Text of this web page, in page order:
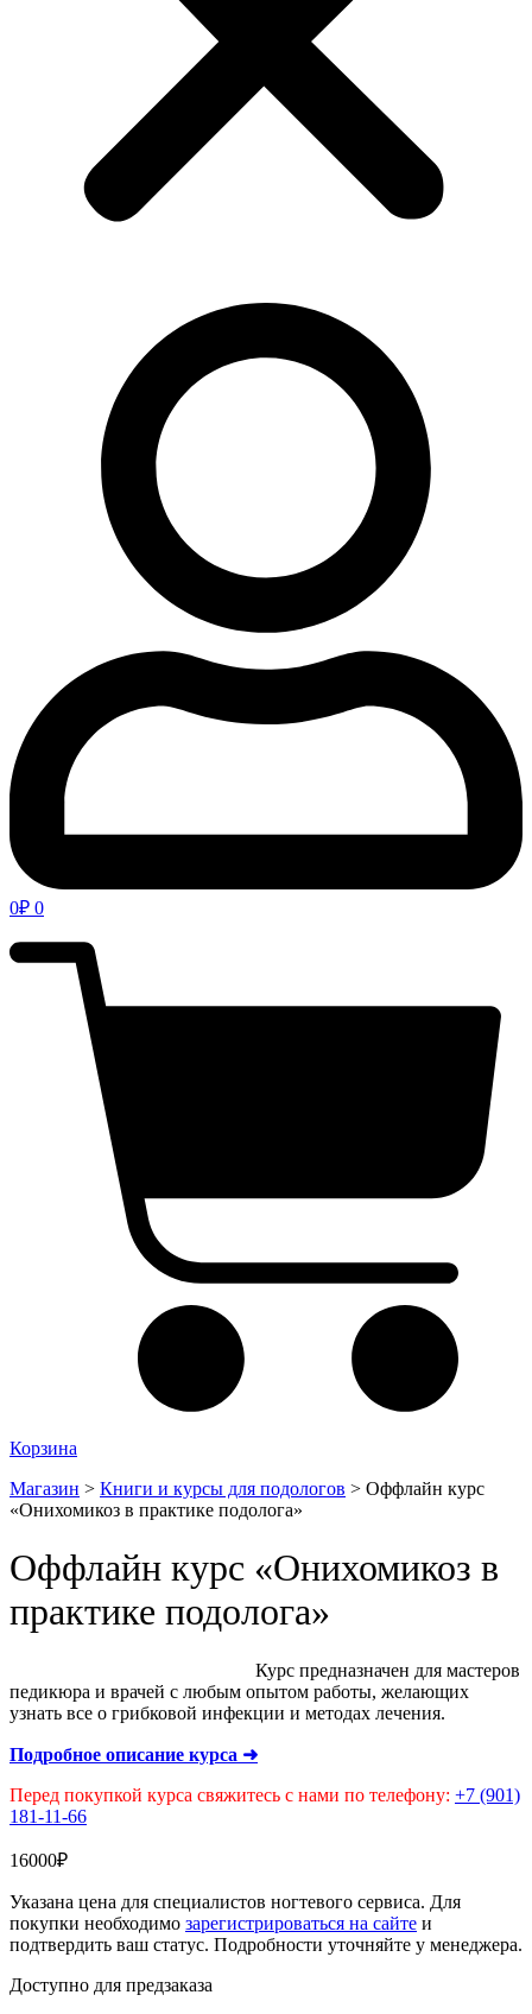
0₽ 0
Корзина
Магазин > Книги и курсы для подологов > Оффлайн курс
«Онихомикоз в практике подолога»
Оффлайн курс «Онихомикоз в
практике подолога»
Курс предназначен для мастеров
педикюра и врачей с любым опытом работы, желающих
узнать все о грибковой инфекции и методах лечения.
Подробное описание курса ➜
Перед покупкой курса свяжитесь с нами по телефону: +7 (901)
181-11-66
16000₽
Указана цена для специалистов ногтевого сервиса. Для
покупки необходимо зарегистрироваться на сайте и
подтвердить ваш статус. Подробности уточняйте у менеджера.
Доступно для предзаказа